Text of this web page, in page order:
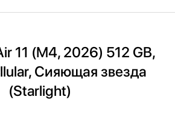
11 (M4, 2026) 512 GB,
Сияющая звезда
(Starlight)